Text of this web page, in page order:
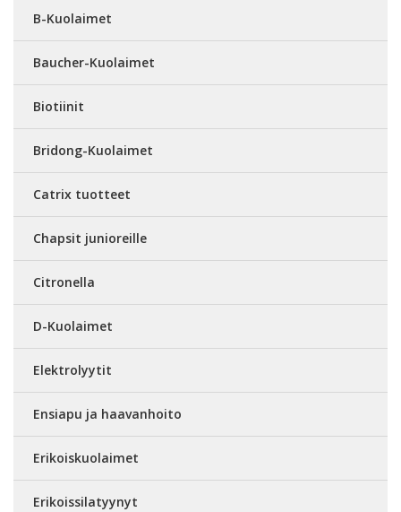
B-Kuolaimet
Baucher-Kuolaimet
Biotiinit
Bridong-Kuolaimet
Catrix tuotteet
Chapsit junioreille
Citronella
D-Kuolaimet
Elektrolyytit
Ensiapu ja haavanhoito
Erikoiskuolaimet
Erikoissilatyynyt